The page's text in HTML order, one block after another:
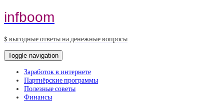
infboom
$ выгодные ответы на денежные вопросы
Toggle navigation
Заработок в интернете
Партнёрские программы
Полезные советы
Финансы